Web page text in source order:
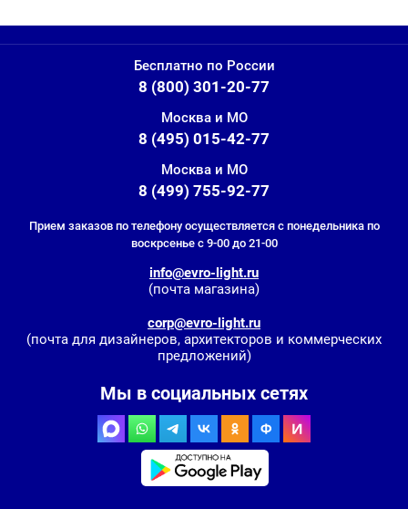
Бесплатно по России
8 (800) 301-20-77
Москва и МО
8 (495) 015-42-77
Москва и МО
8 (499) 755-92-77
Прием заказов по телефону осуществляется с понедельника по
воскрсенье с 9-00 до 21-00
info@evro-light.ru
(почта магазина)
corp@evro-light.ru
(почта для дизайнеров, архитекторов и коммерческих
предложений)
Мы в социальных сетях